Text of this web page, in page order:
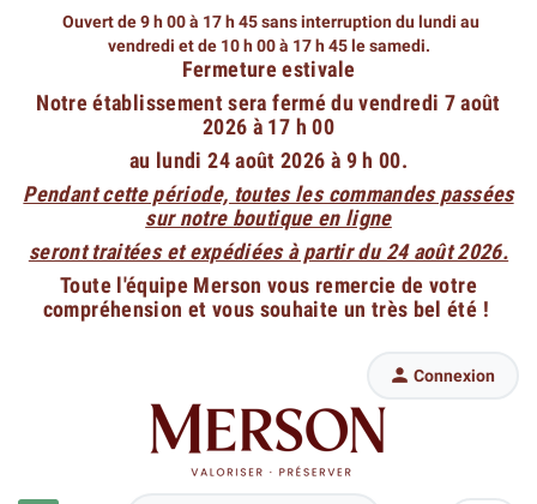
Ouvert de 9 h 00 à 17 h 45 sans interruption du lundi au
vendredi et de 10 h 00 à 17 h 45 le samedi.
Fermeture estivale
Notre établissement sera fermé du vendredi 7 août
2026 à 17 h 00
au lundi 24 août 2026 à 9 h 00.
Pendant cette période, toutes les commandes passées
sur notre boutique en ligne
seront traitées et expédiées à partir du 24 août 2026.
Toute l'équipe Merson vous remercie de votre
compréhension et vous souhaite un très bel été !
 Connexion